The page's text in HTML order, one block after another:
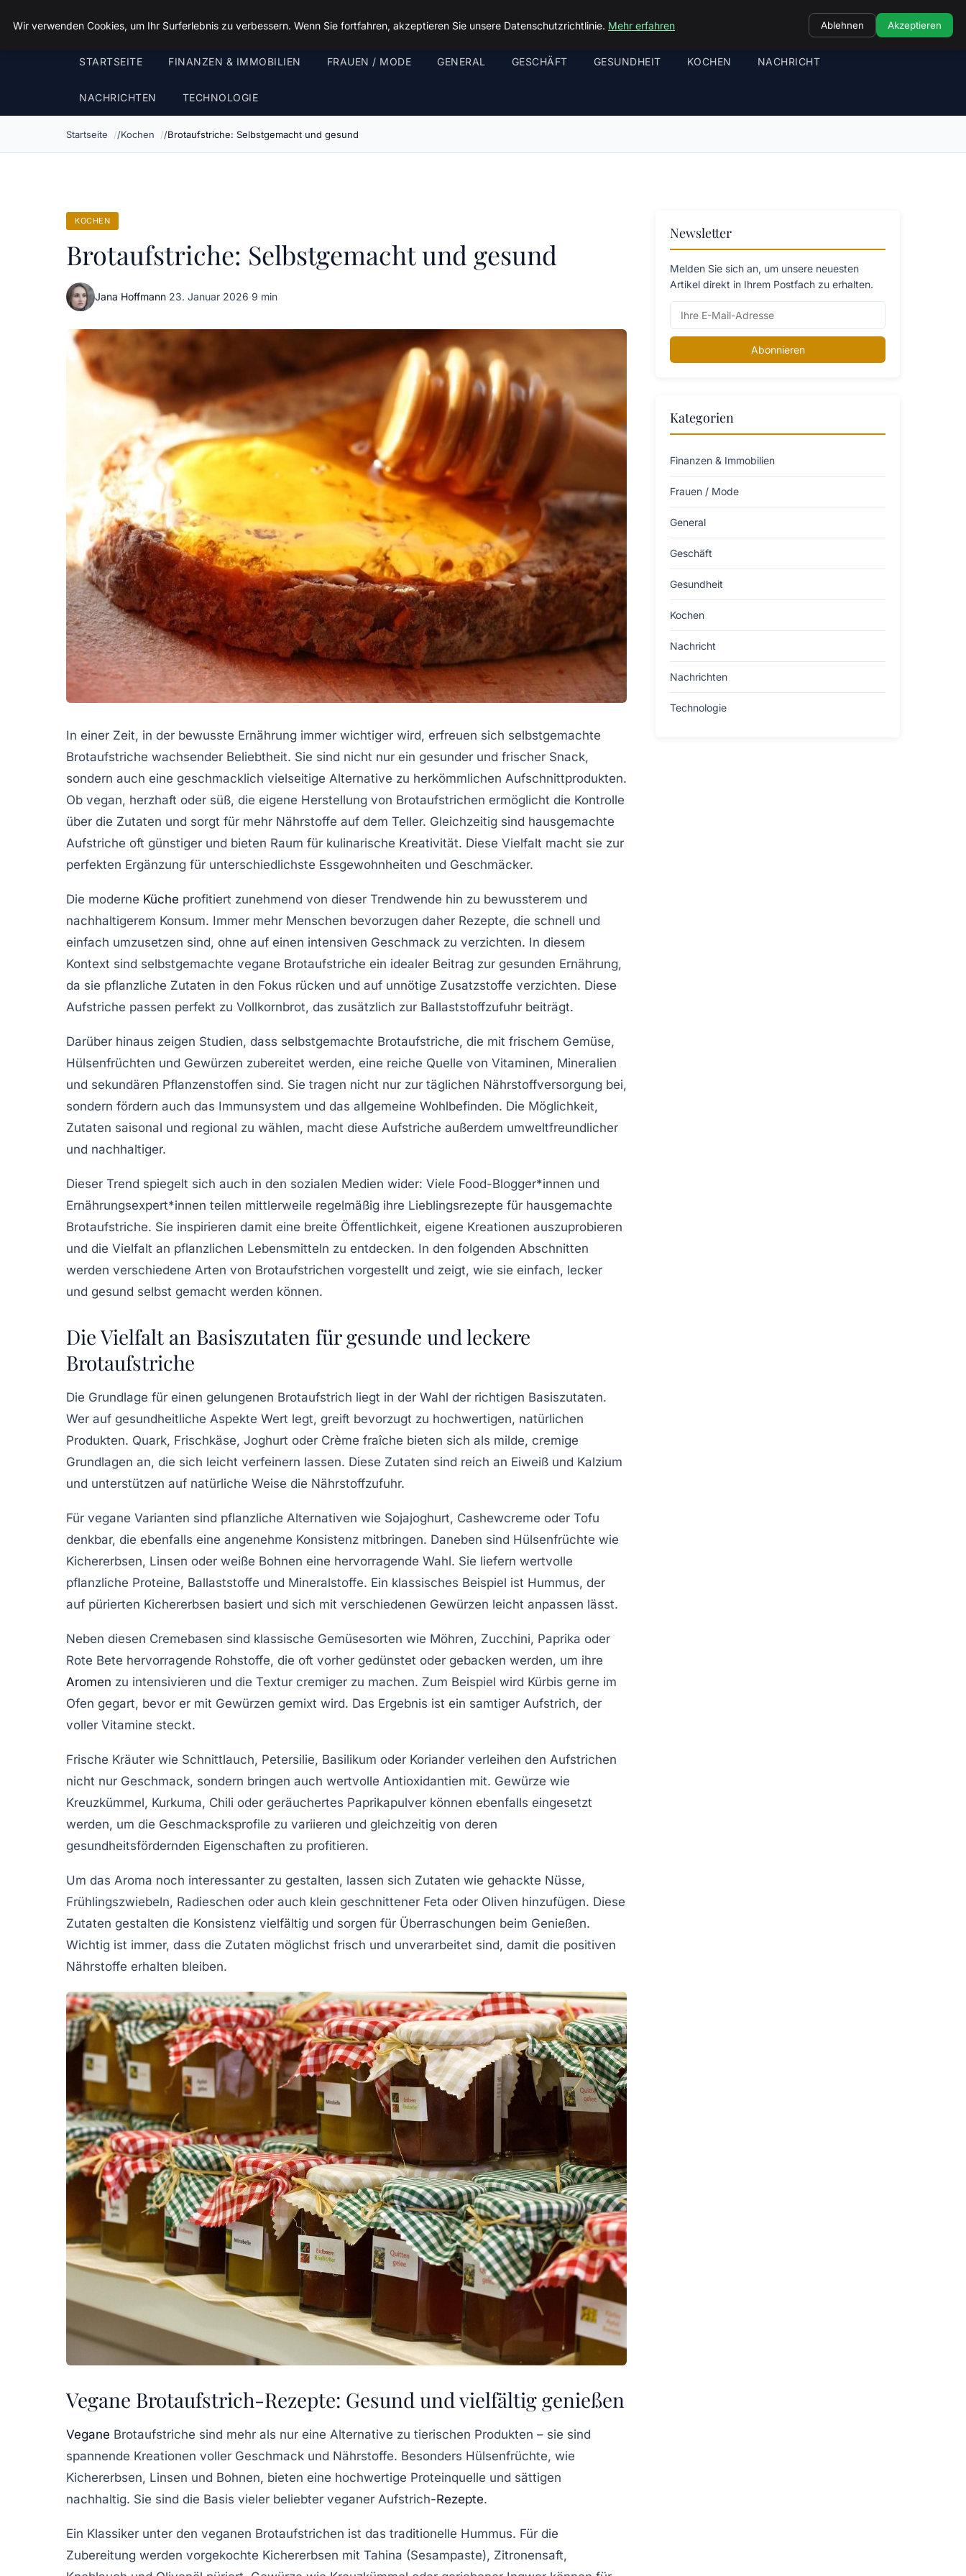
Landkreis Kyffhaeuser
STARTSEITE FINANZEN & IMMOBILIEN FRAUEN / MODE GENERAL GESCHÄFT GESUNDHEIT KOCHEN NACHRICHT
NACHRICHTEN TECHNOLOGIE
Startseite Kochen Brotaufstriche: Selbstgemacht und gesund
KOCHEN
Brotaufstriche: Selbstgemacht und gesund
Jana Hoffmann·23. Januar 2026·9 min
In einer Zeit, in der bewusste Ernährung immer wichtiger wird, erfreuen sich selbstgemachte
Brotaufstriche wachsender Beliebtheit. Sie sind nicht nur ein gesunder und frischer Snack,
sondern auch eine geschmacklich vielseitige Alternative zu herkömmlichen Aufschnittprodukten.
Ob vegan, herzhaft oder süß, die eigene Herstellung von Brotaufstrichen ermöglicht die Kontrolle
über die Zutaten und sorgt für mehr Nährstoffe auf dem Teller. Gleichzeitig sind hausgemachte
Aufstriche oft günstiger und bieten Raum für kulinarische Kreativität. Diese Vielfalt macht sie zur
perfekten Ergänzung für unterschiedlichste Essgewohnheiten und Geschmäcker.
Die moderne Küche profitiert zunehmend von dieser Trendwende hin zu bewussterem und
nachhaltigerem Konsum. Immer mehr Menschen bevorzugen daher Rezepte, die schnell und
einfach umzusetzen sind, ohne auf einen intensiven Geschmack zu verzichten. In diesem
Kontext sind selbstgemachte vegane Brotaufstriche ein idealer Beitrag zur gesunden Ernährung,
da sie pflanzliche Zutaten in den Fokus rücken und auf unnötige Zusatzstoffe verzichten. Diese
Aufstriche passen perfekt zu Vollkornbrot, das zusätzlich zur Ballaststoffzufuhr beiträgt.
Darüber hinaus zeigen Studien, dass selbstgemachte Brotaufstriche, die mit frischem Gemüse,
Hülsenfrüchten und Gewürzen zubereitet werden, eine reiche Quelle von Vitaminen, Mineralien
und sekundären Pflanzenstoffen sind. Sie tragen nicht nur zur täglichen Nährstoffversorgung bei,
sondern fördern auch das Immunsystem und das allgemeine Wohlbefinden. Die Möglichkeit,
Zutaten saisonal und regional zu wählen, macht diese Aufstriche außerdem umweltfreundlicher
und nachhaltiger.
Dieser Trend spiegelt sich auch in den sozialen Medien wider: Viele Food-Blogger*innen und
Ernährungsexpert*innen teilen mittlerweile regelmäßig ihre Lieblingsrezepte für hausgemachte
Brotaufstriche. Sie inspirieren damit eine breite Öffentlichkeit, eigene Kreationen auszuprobieren
und die Vielfalt an pflanzlichen Lebensmitteln zu entdecken. In den folgenden Abschnitten
werden verschiedene Arten von Brotaufstrichen vorgestellt und zeigt, wie sie einfach, lecker
und gesund selbst gemacht werden können.
Die Vielfalt an Basiszutaten für gesunde und leckere
Brotaufstriche
Die Grundlage für einen gelungenen Brotaufstrich liegt in der Wahl der richtigen Basiszutaten.
Wer auf gesundheitliche Aspekte Wert legt, greift bevorzugt zu hochwertigen, natürlichen
Produkten. Quark, Frischkäse, Joghurt oder Crème fraîche bieten sich als milde, cremige
Grundlagen an, die sich leicht verfeinern lassen. Diese Zutaten sind reich an Eiweiß und Kalzium
und unterstützen auf natürliche Weise die Nährstoffzufuhr.
Für vegane Varianten sind pflanzliche Alternativen wie Sojajoghurt, Cashewcreme oder Tofu
denkbar, die ebenfalls eine angenehme Konsistenz mitbringen. Daneben sind Hülsenfrüchte wie
Kichererbsen, Linsen oder weiße Bohnen eine hervorragende Wahl. Sie liefern wertvolle
pflanzliche Proteine, Ballaststoffe und Mineralstoffe. Ein klassisches Beispiel ist Hummus, der
auf pürierten Kichererbsen basiert und sich mit verschiedenen Gewürzen leicht anpassen lässt.
Neben diesen Cremebasen sind klassische Gemüsesorten wie Möhren, Zucchini, Paprika oder
Rote Bete hervorragende Rohstoffe, die oft vorher gedünstet oder gebacken werden, um ihre
Aromen zu intensivieren und die Textur cremiger zu machen. Zum Beispiel wird Kürbis gerne im
Ofen gegart, bevor er mit Gewürzen gemixt wird. Das Ergebnis ist ein samtiger Aufstrich, der
voller Vitamine steckt.
Frische Kräuter wie Schnittlauch, Petersilie, Basilikum oder Koriander verleihen den Aufstrichen
nicht nur Geschmack, sondern bringen auch wertvolle Antioxidantien mit. Gewürze wie
Kreuzkümmel, Kurkuma, Chili oder geräuchertes Paprikapulver können ebenfalls eingesetzt
werden, um die Geschmacksprofile zu variieren und gleichzeitig von deren
gesundheitsfördernden Eigenschaften zu profitieren.
Um das Aroma noch interessanter zu gestalten, lassen sich Zutaten wie gehackte Nüsse,
Frühlingszwiebeln, Radieschen oder auch klein geschnittener Feta oder Oliven hinzufügen. Diese
Zutaten gestalten die Konsistenz vielfältig und sorgen für Überraschungen beim Genießen.
Wichtig ist immer, dass die Zutaten möglichst frisch und unverarbeitet sind, damit die positiven
Nährstoffe erhalten bleiben.
Vegane Brotaufstrich-Rezepte: Gesund und vielfältig genießen
Vegane Brotaufstriche sind mehr als nur eine Alternative zu tierischen Produkten – sie sind
spannende Kreationen voller Geschmack und Nährstoffe. Besonders Hülsenfrüchte, wie
Kichererbsen, Linsen und Bohnen, bieten eine hochwertige Proteinquelle und sättigen
nachhaltig. Sie sind die Basis vieler beliebter veganer Aufstrich-Rezepte.
Ein Klassiker unter den veganen Brotaufstrichen ist das traditionelle Hummus. Für die
Zubereitung werden vorgekochte Kichererbsen mit Tahina (Sesampaste), Zitronensaft,
Newsletter
Melden Sie sich an, um unsere neuesten
Artikel direkt in Ihrem Postfach zu erhalten.
Abonnieren
Kategorien
Finanzen & Immobilien
Frauen / Mode
General
Geschäft
Gesundheit
Kochen
Nachricht
Nachrichten
Technologie
Wir verwenden Cookies, um Ihr Surferlebnis zu verbessern. Wenn Sie fortfahren, akzeptieren Sie unsere Datenschutzrichtlinie. Mehr erfahren Ablehnen Akzeptieren